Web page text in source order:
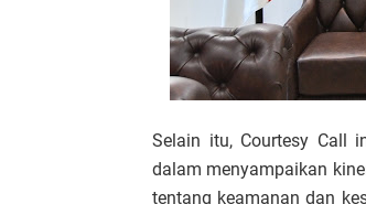
Selain itu, Courtesy Call
dalam menyampaikan
tentang keamanan dan